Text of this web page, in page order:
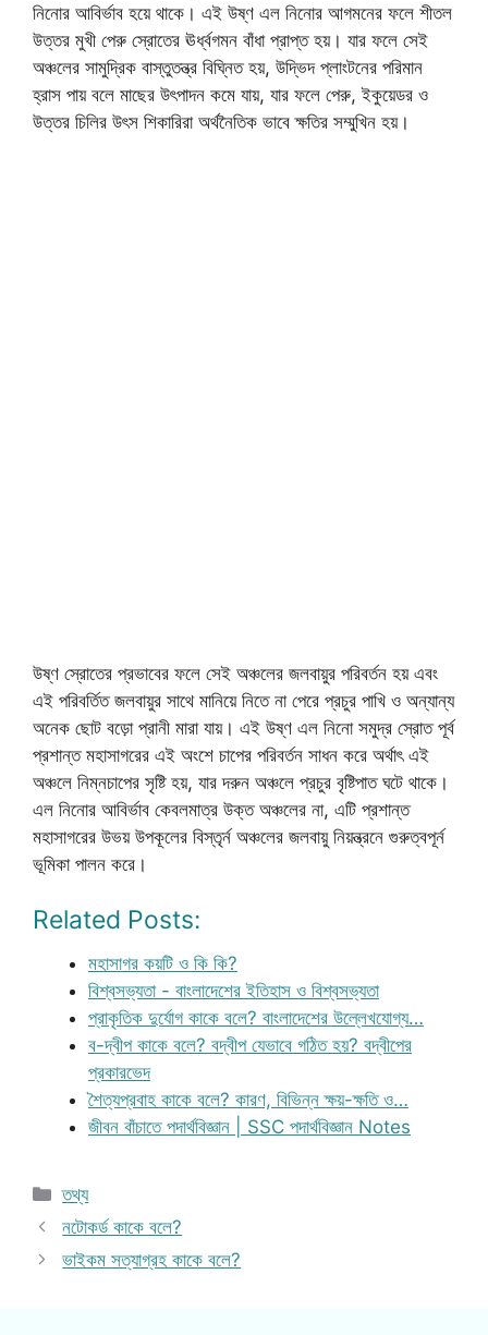
নিনোর আবির্ভাব হয়ে থাকে। এই উষ্ণ এল নিনোর আগমনের ফলে শীতল
উত্তর মুখী পেরু স্রোতের ঊর্ধ্বগমন বাঁধা প্রাপ্ত হয়। যার ফলে সেই
অঞ্চলের সামুদ্রিক বাস্তুতন্ত্র বিঘ্নিত হয়, উদ্ভিদ প্লাংটনের পরিমান
হ্রাস পায় বলে মাছের উৎপাদন কমে যায়, যার ফলে পেরু, ইকুয়েডর ও
উত্তর চিলির উৎস শিকারিরা অর্থনৈতিক ভাবে ক্ষতির সম্মুখিন হয়।
উষ্ণ স্রোতের প্রভাবের ফলে সেই অঞ্চলের জলবায়ুর পরিবর্তন হয় এবং
এই পরিবর্তিত জলবায়ুর সাথে মানিয়ে নিতে না পেরে প্রচুর পাখি ও অন্যান্য
অনেক ছোট বড়ো প্রানী মারা যায়। এই উষ্ণ এল নিনো সমুদ্র স্রোত পূর্ব
প্রশান্ত মহাসাগরের এই অংশে চাপের পরিবর্তন সাধন করে অর্থাৎ এই
অঞ্চলে নিম্নচাপের সৃষ্টি হয়, যার দরুন অঞ্চলে প্রচুর বৃষ্টিপাত ঘটে থাকে।
এল নিনোর আবির্ভাব কেবলমাত্র উক্ত অঞ্চলের না, এটি প্রশান্ত
মহাসাগরের উভয় উপকূলের বিস্তৃর্ন অঞ্চলের জলবায়ু নিয়ন্ত্রনে গুরুত্বপূর্ন
ভূমিকা পালন করে।
Related Posts:
মহাসাগর কয়টি ও কি কি?
বিশ্বসভ্যতা - বাংলাদেশের ইতিহাস ও বিশ্বসভ্যতা
প্রাকৃতিক দুর্যোগ কাকে বলে? বাংলাদেশের উল্লেখযোগ্য…
ব-দ্বীপ কাকে বলে? বদ্বীপ যেভাবে গঠিত হয়? বদ্বীপের
প্রকারভেদ
শৈত্যপ্রবাহ কাকে বলে? কারণ, বিভিন্ন ক্ষয়-ক্ষতি ও…
জীবন বাঁচাতে পদার্থবিজ্ঞান | SSC পদার্থবিজ্ঞান Notes
Categories
তথ্য
নটোকর্ড কাকে বলে?
ভাইকম সত্যাগ্রহ কাকে বলে?